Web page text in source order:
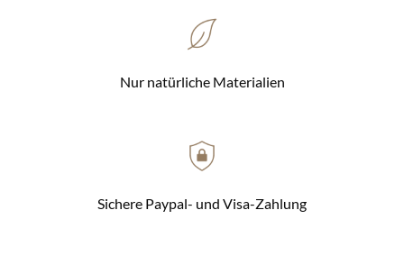
Nur natürliche Materialien
Sichere Paypal- und Visa-Zahlung